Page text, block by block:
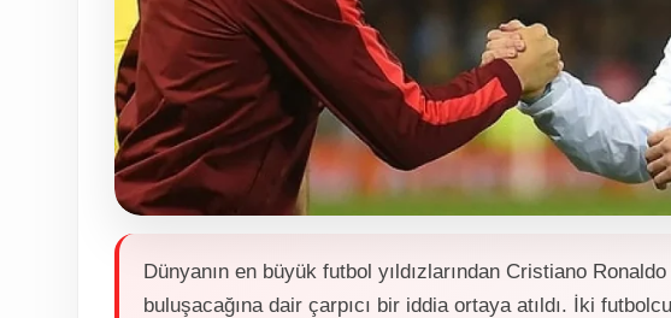
Dünyanın en büyük futbol yıldızlarından Cristiano
buluşacağına dair çarpıcı bir iddia ortaya atıldı. İki